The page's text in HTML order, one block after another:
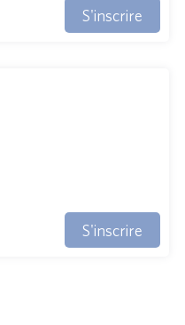
S'inscrire
S'inscrire